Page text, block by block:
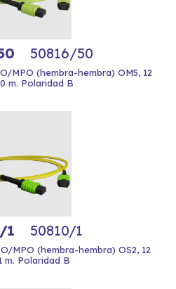
50816/50
MPO (hembra-hembra) OM5, 12
m. Polaridad B
1 50810/1
MPO (hembra-hembra) OS2, 12
m. Polaridad B